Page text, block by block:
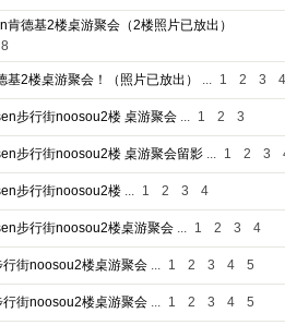
德基2楼桌游聚会（2楼照片已放出）
8
2楼桌游聚会！（照片已放出） ... 1 2 3 4
步行街noosou2楼 桌游聚会 ... 1 2 3
步行街noosou2楼 桌游聚会留影 ... 1 2 3
步行街noosou2楼 ... 1 2 3 4
步行街noosou2楼桌游聚会 ... 1 2 3 4
街noosou2楼桌游聚会 ... 1 2 3 4 5
街noosou2楼桌游聚会 ... 1 2 3 4 5